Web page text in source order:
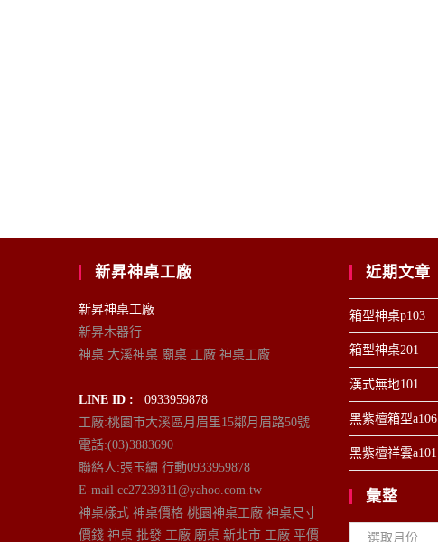
新昇神桌工廠
新昇神桌工廠
新昇木器行
神桌 大溪神桌 廟桌 工廠 神桌工廠
LINE ID :
0933959878
工廠:桃園市大溪區月眉里15鄰月眉路50號
電話:(03)3883690
聯絡人:張玉繡 行動0933959878
E-mail cc27239311@yahoo.com.tw
神桌樣式 神桌價格 桃園神桌工廠 神桌尺寸
價錢 神桌 批發 工廠 廟桌 新北市 工廠 平價
近期文章
箱型神桌p103
箱型神桌201
漢式無地101
黑紫檀箱型a106
黑紫檀祥雲a101
彙整